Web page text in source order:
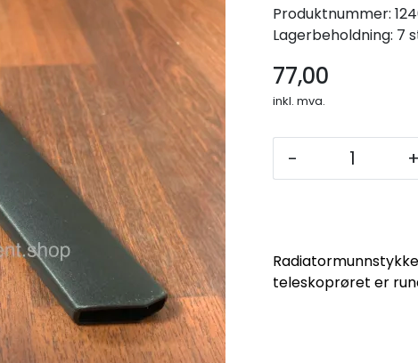
Produktnummer:
Lagerbeholdning: 7
77,00
inkl. mva.
- +
teleskoprøret er